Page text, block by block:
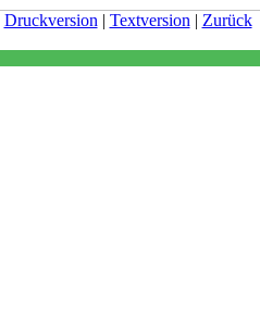
Druckversion | Textversion | Zurück